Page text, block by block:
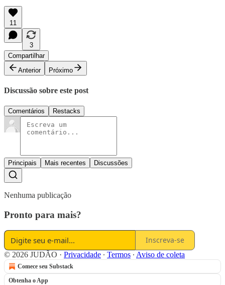
11
3
Compartilhar
Anterior
Próximo
Discussão sobre este post
Comentários Restacks
Principais Mais recentes Discussões
Nenhuma publicação
Pronto para mais?
Inscreva-se
© 2026 JUDÃO · Privacidade ∙ Termos ∙ Aviso de coleta
Comece seu Substack
Obtenha o App